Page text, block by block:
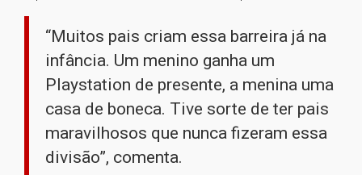
“Muitos pais criam essa barreira já na
infância. Um menino ganha um
Playstation de presente, a menina uma
casa de boneca. Tive sorte de ter pais
maravilhosos que nunca fizeram essa
divisão”, comenta.